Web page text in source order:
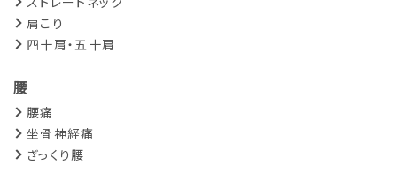
肩こり
四十肩・五十肩
腰
腰痛
坐骨神経痛
ぎっくり腰